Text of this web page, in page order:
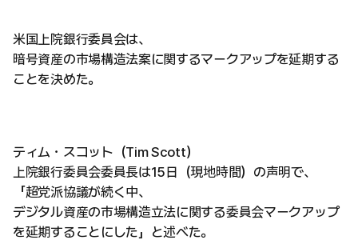
米国上院銀行委員会は、
暗号資産の市場構造法案に関するマークアップを延期する
ことを決めた。
ティム・スコット（Tim Scott）
上院銀行委員会委員長は15日（現地時間）の声明で、
「超党派協議が続く中、
デジタル資産の市場構造立法に関する委員会マークアップ
を延期することにした」と述べた。